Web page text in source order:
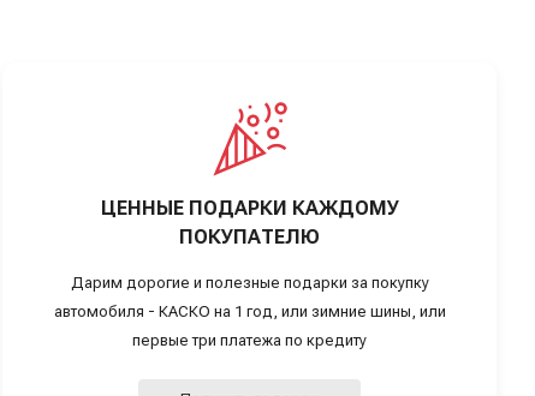
ЦЕННЫЕ ПОДАРКИ КАЖДОМУ
ПОКУПАТЕЛЮ
Дарим дорогие и полезные подарки за покупку
автомобиля - КАСКО на 1 год, или зимние шины, или
первые три платежа по кредиту